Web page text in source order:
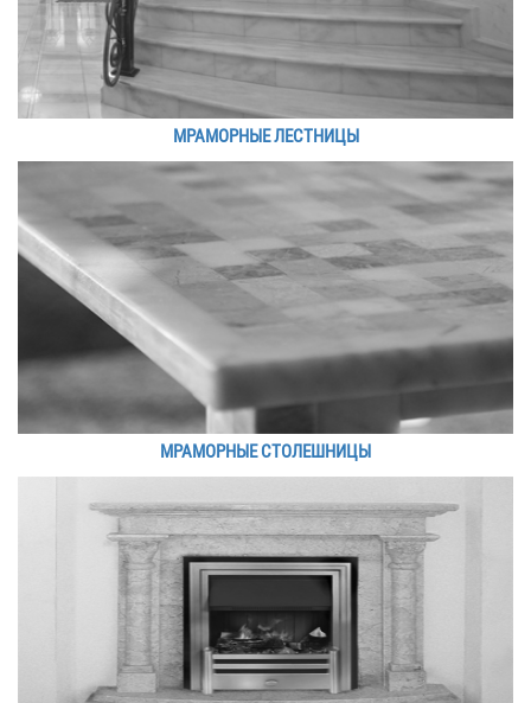
МРАМОРНЫЕ ЛЕСТНИЦЫ
МРАМОРНЫЕ СТОЛЕШНИЦЫ